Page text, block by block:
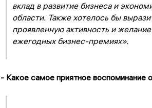
вклад в развитие бизнеса и
области. Также хотелось бы
проявленную активность и
ежегодных бизнес-премиях».
- Какое самое приятное